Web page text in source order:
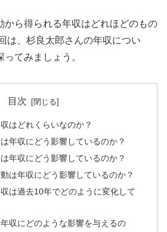
から得られる年収はどれほどのもの
は、杉良太郎さんの年収につい
てみましょう。
目次
はどれくらいなのか？
年収にどう影響しているのか？
年収にどう影響しているのか？
は年収にどう影響しているのか？
は過去10年でどのように変化して
収にどのような影響を与えるの